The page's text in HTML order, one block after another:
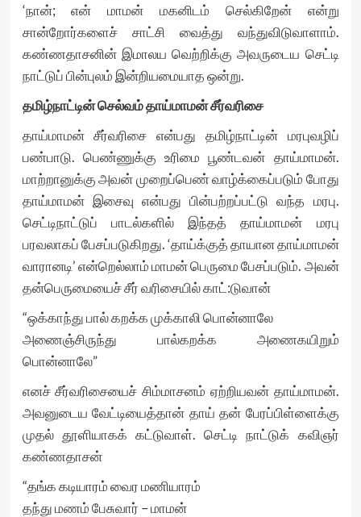
‘நான்; என் மாமன் மகனிடம் செல்கிறேன் என்று
சான்றோர்களைச் சாட்சி வைத்து வந்துவிடுவாளாம்.
கண்ணதாசனின் இமாலய வெற்றிக்கு அவருடைய செட்டி
நாட்டுப் பின்புலம் இன்றியமையாத ஒன்று.
தமிழ்நாட்டின் செல்வம் தாய்மாமன் சீர்வரிசை
தாய்மாமன் சீர்வரிசை என்பது தமிழ்நாட்டின் மரபுவழிப்
பண்பாடு. பெண்ணுக்கு உரிமை பூண்டவன் தாய்மாமன்.
மாற்றானுக்கு அவன் முறைப்பெண் வாழ்க்கைப்படும் போது
தாய்மாமன் இசைவு என்பது பின்பற்றப்பட்டு வந்த மரபு.
செட்டிநாட்டுப் பாடல்களில் இந்தத் தாய்மாமன் மரபு
பரவலாகப் பேசப்படுகிறது. ‘தாய்க்குத் தாயான தாய்மாமன்
வாரானடி’ என்றெல்லாம் மாமன் பெருமை பேசப்படும். அவன்
தன்பெருமையைச் சீர் வரிசையில் காட்:டுவான்
“ஒக்காந்து பால் கறக்க முக்காலி பொன்னாலே
அணைஞ்சிருந்து பால்கறக்க அணைகயிறும்
பொன்னாலே”
எனச் சீர்வரிசையைச் சிம்மாசனம் ஏற்றியவன் தாய்மாமன்.
அவனுடைய வேட்டியைத்தான் தாய் தன் பேரப்பிள்ளைக்கு
முதல் தூளியாகக் கட்டுவாள். செட்டி நாட்டுக் கவிஞர்
கண்ணதாசன்
“தங்க கடியாரம் வைர மணியாரம்
தந்து மணம் பேசுவார் – மாமன்